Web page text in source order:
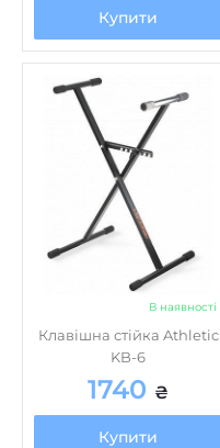
Купити
В наявності
Клавішна стійка Athletic
KB-6
1740 ₴
Купити